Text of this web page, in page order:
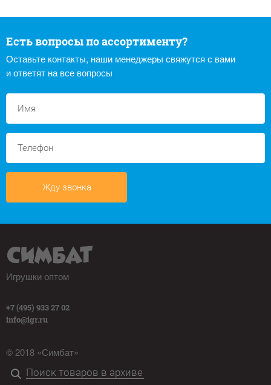
Есть вопросы по ассортименту?
Оставьте контакты, наши менеджеры свяжутся с вами
и ответят на все вопросы
Жду звонка
Игрушки оптом
+7 (495) 933 27 02
info@igr.ru
© 2018 «Симбат»